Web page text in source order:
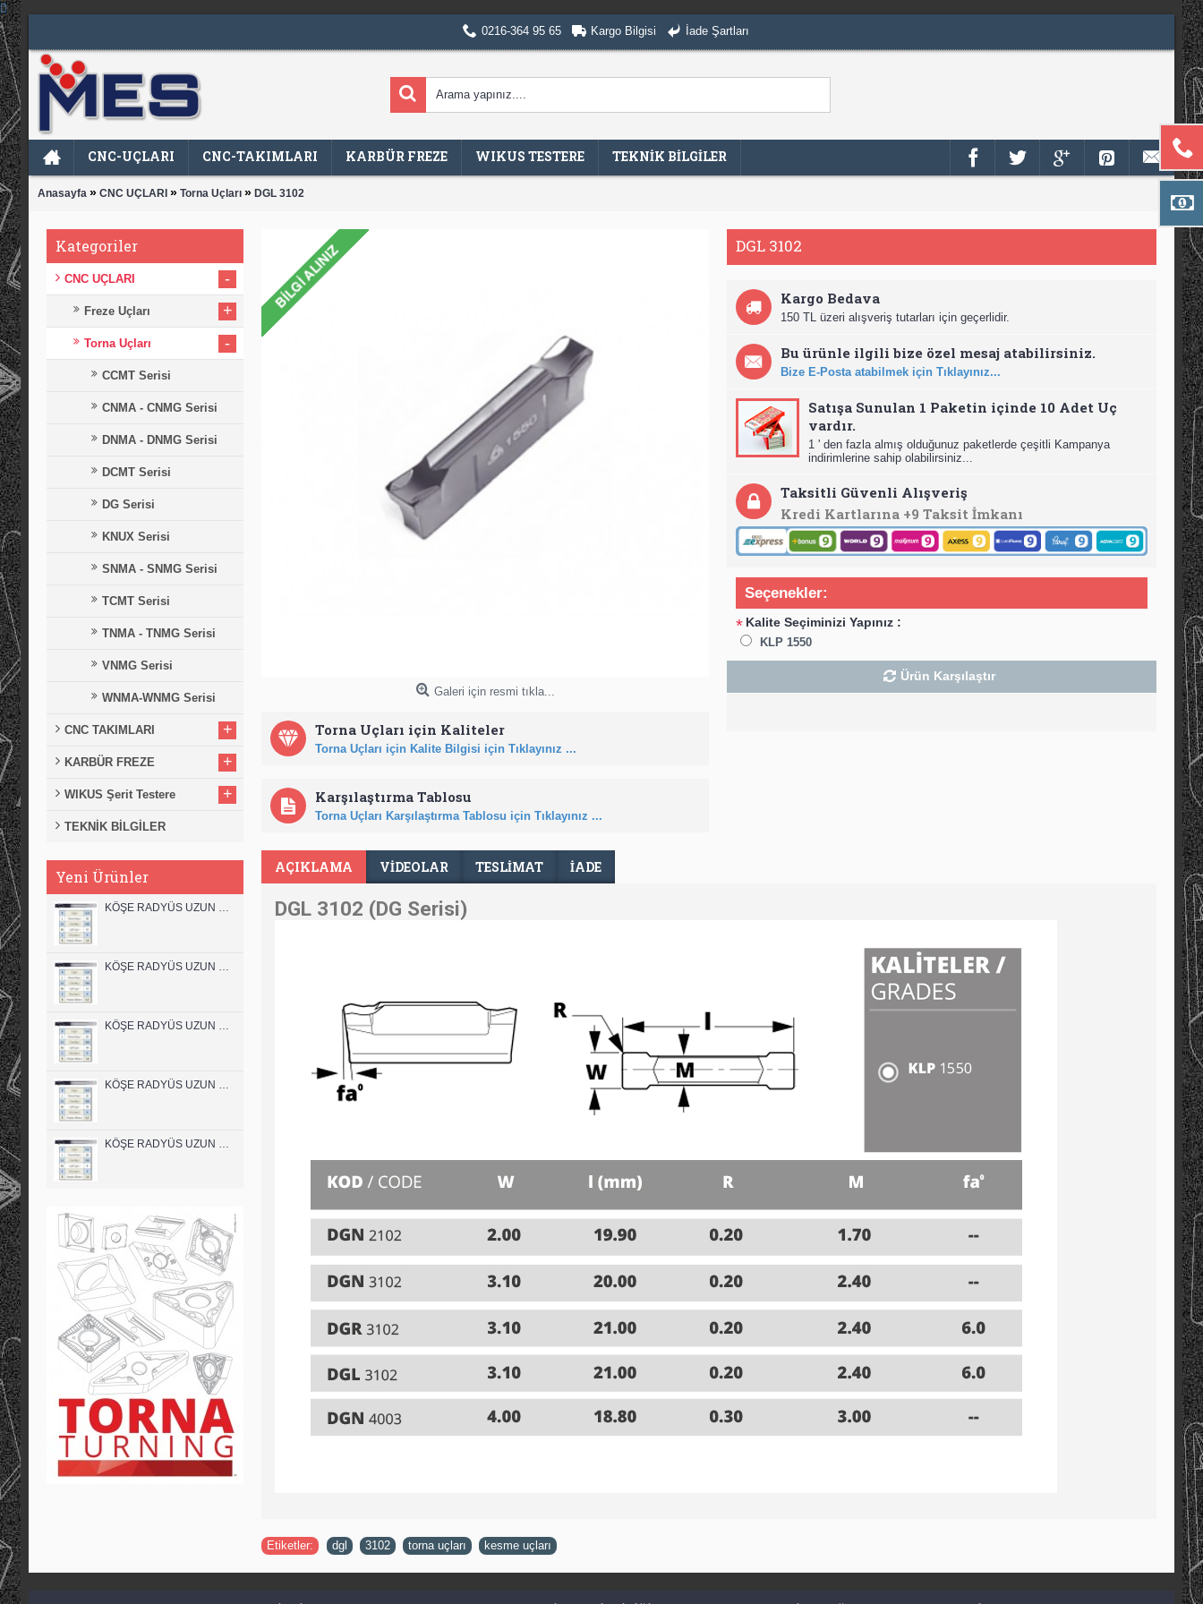
0216-364 95 65 Kargo Bilgisi İade Şartları
CNC-UÇLARI CNC-TAKIMLARI KARBÜR FREZE WIKUS TESTERE TEKNİK BİLGİLER
Anasayfa » CNC UÇLARI » Torna Uçları » DGL 3102
Kategoriler
CNC UÇLARI -
Freze Uçları +
Torna Uçları -
CCMT Serisi
CNMA - CNMG Serisi
DNMA - DNMG Serisi
DCMT Serisi
DG Serisi
KNUX Serisi
SNMA - SNMG Serisi
TCMT Serisi
TNMA - TNMG Serisi
VNMG Serisi
WNMA-WNMG Serisi
CNC TAKIMLARI +
KARBÜR FREZE +
WIKUS Şerit Testere +
TEKNİK BİLGİLER
Yeni Ürünler
Galeri için resmi tıkla...
Torna Uçları için Kaliteler
Torna Uçları için Kalite Bilgisi için Tıklayınız ...
Karşılaştırma Tablosu
Torna Uçları Karşılaştırma Tablosu için Tıklayınız ...
DGL 3102
Kargo Bedava
150 TL üzeri alışveriş tutarları için geçerlidir.
Bu ürünle ilgili bize özel mesaj atabilirsiniz.
Bize E-Posta atabilmek için Tıklayınız...
Satışa Sunulan 1 Paketin içinde 10 Adet Uç
vardır.
1 ' den fazla almış olduğunuz paketlerde çeşitli Kampanya
indirimlerine sahip olabilirsiniz...
Taksitli Güvenli Alışveriş
Kredi Kartlarına +9 Taksit İmkanı
Seçenekler:
* Kalite Seçiminizi Yapınız :
KLP 1550
Ürün Karşılaştır
AÇIKLAMA VIDEOLAR TESLIMAT İADE
DGL 3102 (DG Serisi)
Etiketler: dgl 3102 torna uçları kesme uçları